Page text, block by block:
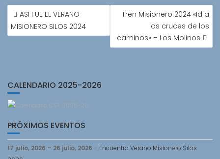
NAVEGACIÓN
DE
ENTRADAS
ASI FUE EL VERANO
MISIONERO SILOS 2024
Tren Misionero 2024 «Id a
los cruces de los
caminos» – Los Molinos
CALENDARIO 2025-2026
PRÓXIMOS EVENTOS
17 julio, 2026 – 26 julio, 2026 – Encuentro Verano Misionero Silos